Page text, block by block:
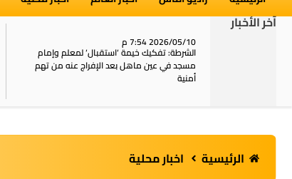
آخر الأخبار
2026/05/10 7:54 م
الشرطة: تفكيك خيمة ‘استقبال‘ لمعلم وإمام
مسجد في عين ماهل بعد الإفراج عنه من تهم
أمنية
الرئيسية اخبار محلية